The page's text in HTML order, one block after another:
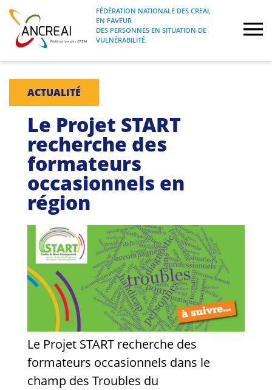
Skip
content
ANCREAI
FÉDÉRATION NATIONALE DES CREAI, EN
FAVEUR DES PERSONNES EN SITUATION
FÉDÉRATION NATIONALE DES CREAI,
EN FAVEUR
DES PERSONNES EN SITUATION DE
VULNÉRABILITÉ.
À propos
Journées nationales
Formations
Projets Fédéraux
Espace emploi
Guides et outils
Actualités
ARSENE
ACTUALITÉ
Le Projet START
recherche des
formateurs
occasionnels en
région
Le Projet START recherche des
formateurs occasionnels dans le
champ des Troubles du